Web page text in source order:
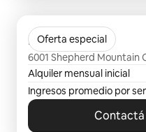
Oferta especial
Bridgehead
6001 Shepherd Mountain
Alquiler mensual inicial
Ingresos promedio por
Contactá